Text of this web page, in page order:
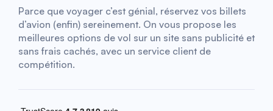
Parce que voyager c’est génial, réservez vos billets
d’avion (enfin) sereinement. On vous propose les
meilleures options de vol sur un site sans publicité et
sans frais cachés, avec un service client de
compétition.